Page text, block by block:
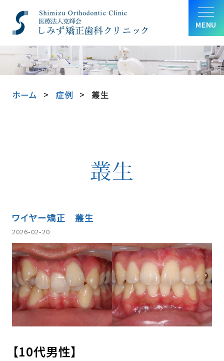
MENU
ホーム 症例 叢生
叢生
ワイヤー矯正 叢生
2026-02-20
【10代男性】